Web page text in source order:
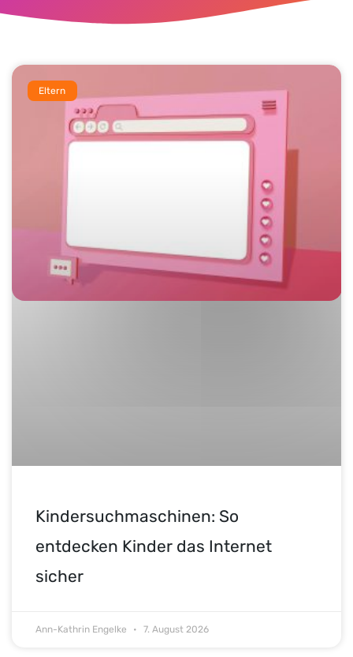
Eltern
Kindersuchmaschinen: So
entdecken Kinder das Internet
sicher
Ann-Kathrin Engelke 7. August 2026